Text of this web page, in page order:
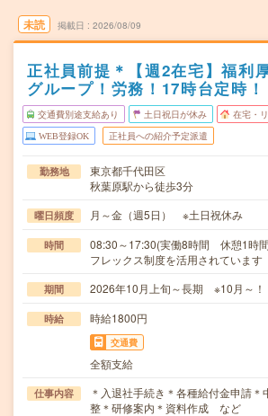
未読 掲載日 2026/08/09
正社員前提＊【週2在宅】福利
グループ！労務！17時台定時！
交通費別途支給あり 土日祝日が休み 在宅・
WEB登録OK 正社員への紹介予定派遣
勤務地
東京都千代田区
秋葉原駅から徒歩3分
曜日頻度 月～金（週5日） ※土日祝休み
時間
08:30～17:30(実働8時間 休憩1時
フレックス制度を活用されています
期間 2026年10月上旬～長期 ※10月～！
時給 時給1800円
交通費
全額支給
仕事内容
＊入退社手続き＊各種給付金申請
整＊研修案内＊資料作成 など